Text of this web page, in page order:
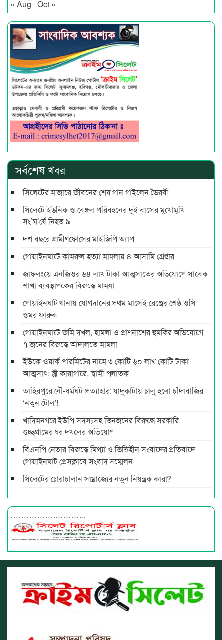
« Aug Oct »
সর্বশেষ খবর
সিলেটের মাজারে জীবনের শেষ গান গাইলেন ভৈরবী
সিলেটে ইউনিক ও বেঙ্গল পরিবহনের দুই বাসের মুখোমুখি
সং’ঘ’র্ষে নিহত ৯
দশ বছ‌রে গ্রামীণ‌ফো‌সের মাইজিপি অ্যাপ
গোয়াইনঘাটে কামরুল হত্যা মামলায় ৪ আসামি গ্রেপ্তার
জাফলংয়ে এনজিওর ৬৪ লাখ টাকা আত্মসাতের অভিযোগে সাবেক
শাখা ব্যবস্থাপকের বিরুদ্ধে মামলা
গোয়াইনঘাট থানায় যোগদানের প্রথম মাসেই রেঞ্জের শ্রেষ্ঠ ওসি
ওমর ফারুক
গোয়াইনঘাটে জমি দখল, হামলা ও প্রাণনাশের হুমকির অভিযোগে
৭ জনের বিরুদ্ধে আদালতে মামলা
ইউকে ওয়ার্ক পারমিটের নামে ৩ কোটি ৬০ লাখ কোটি টাকা
আত্মসাৎ: স্ত্রী কারাগারে, স্বামী পলাতক
তাহিরপুরে নৌ-ধর্মঘট প্রত্যাহার: যাদুকাটায় চালু হলো চাঁদাবাজির
‘নতুন টোল’!
খাদিমনগরে ইউপি সদস্যসহ তিনজনের বিরুদ্ধে সরকারি
গুচ্ছগ্রামের ঘর দখলের অভিযোগ
বিএনপি নেতার বিরুদ্ধে মিথ্যা ও ভিত্তিহীন সংবাদের প্রতিবাদে
গোয়াইনঘাট প্রেসক্লাবে সংবাদ সম্মেলন
সিলেটের চোরাচালান সাম্রাজ্যের নতুন নিয়ন্ত্রক কারা?
………………………..